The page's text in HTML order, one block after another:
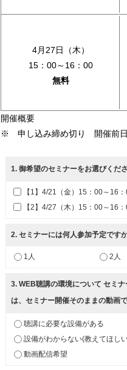
4月27日（木）
15：00～16：00
無料
開催概要
※ 申し込み締め切り 開催前
1. 御希望のセミナーをお選びくだ
【1】4/21（金）15：00～16
【2】4/27（木）15：00～16
2. セミナーには何人参加予定です
1人 2人
3. WEB聴講の環境について セミ
は、セミナー開催そのままの動画
聴講に必要な設備がある
設備がわからない(教えてほしい
動画配信希望